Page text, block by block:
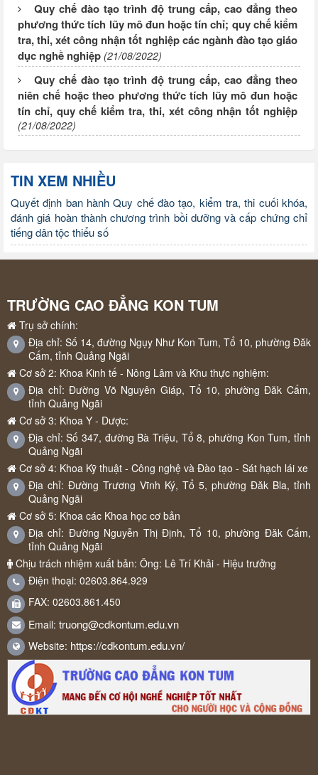
Quy chế đào tạo trình độ trung cấp, cao đẳng theo
phương thức tích lũy mô đun hoặc tín chỉ; quy chế kiểm
tra, thi, xét công nhận tốt nghiệp các ngành đào tạo giáo
dục nghề nghiệp (21/08/2022)
Quy chế đào tạo trình độ trung cấp, cao đẳng theo
niên chế hoặc theo phương thức tích lũy mô đun hoặc
tín chỉ, quy chế kiểm tra, thi, xét công nhận tốt nghiệp
(21/08/2022)
TIN XEM NHIỀU
Quyết định ban hành Quy chế đào tạo, kiểm tra, thi cuối khóa,
đánh giá hoàn thành chương trình bồi dưỡng và cấp chứng chỉ
tiếng dân tộc thiểu số
TRƯỜNG CAO ĐẲNG KON TUM
Trụ sở chính:
Địa chỉ: Số 14, đường Ngụy Như Kon Tum, Tổ 10, phường Đăk
Cấm, tỉnh Quảng Ngãi
Cơ sở 2: Khoa Kinh tế - Nông Lâm và Khu thực nghiệm:
Địa chỉ: Đường Võ Nguyên Giáp, Tổ 10, phường Đăk Cấm,
tỉnh Quảng Ngãi
Cơ sở 3: Khoa Y - Dược:
Địa chỉ: Số 347, đường Bà Triệu, Tổ 8, phường Kon Tum, tỉnh
Quảng Ngãi
Cơ sở 4: Khoa Kỹ thuật - Công nghệ và Đào tạo - Sát hạch lái xe
Địa chỉ: Đường Trương Vĩnh Ký, Tổ 5, phường Đăk Bla, tỉnh
Quảng Ngãi
Cơ sở 5: Khoa các Khoa học cơ bản
Địa chỉ: Đường Nguyễn Thị Định, Tổ 10, phường Đăk Cấm,
tỉnh Quảng Ngãi
Chịu trách nhiệm xuất bản: Ông: Lê Trí Khải - Hiệu trưởng
Điện thoại: 02603.864.929
FAX: 02603.861.450
Email: truong@cdkontum.edu.vn
Website: https://cdkontum.edu.vn/